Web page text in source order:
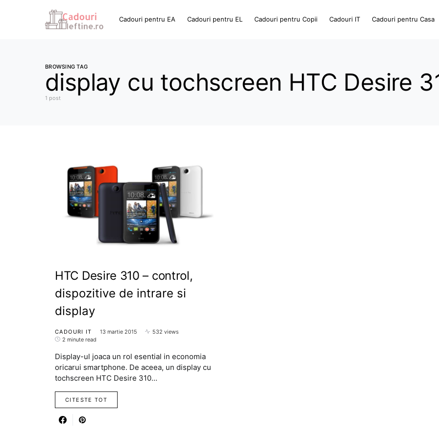
Cadouri pentru EA Cadouri pentru EL Cadouri pentru Copii Cadouri IT Cadouri pentru Casa
BROWSING TAG
display cu tochscreen HTC Desire
1 post
HTC Desire 310 – control,
dispozitive de intrare si
display
CADOURI IT 13 martie 2015
532 views
2 minute read
Display-ul joaca un rol esential in economia
oricarui smartphone. De aceea, un display cu
tochscreen HTC Desire 310…
CITESTE TOT